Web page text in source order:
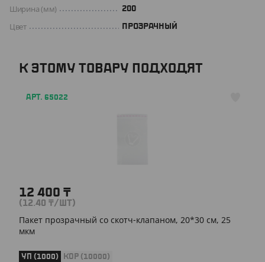
Ширина (мм) 200
Цвет ПРОЗРАЧНЫЙ
К ЭТОМУ ТОВАРУ ПОДХОДЯТ
АРТ. 65022
12 400 ₸
(12.40 ₸/ШТ)
Пакет прозрачный со скотч-клапаном, 20*30 см, 25
мкм
УП (1000) КОР (10000)